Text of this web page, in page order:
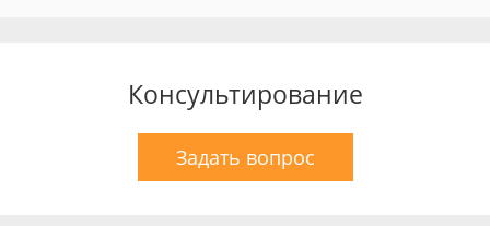
Консультирование
Задать вопрос